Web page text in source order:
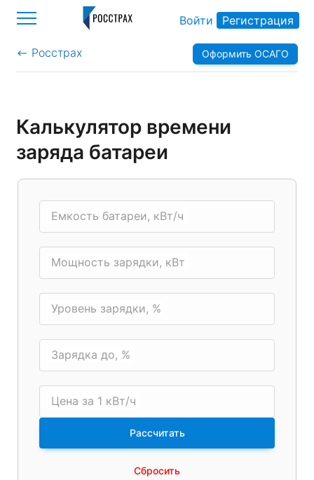
Войти Регистрация
Росстрах
> Оформить ОСАГО
Калькулятор времени
заряда батареи
Емкость батареи, кВт/ч
Мощность зарядки, кВт
Уровень зарядки, %
Зарядка до, %
Цена за 1 кВт/ч
Рассчитать
Сбросить